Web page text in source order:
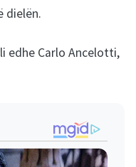
dielën.
edhe Carlo Ancelotti,